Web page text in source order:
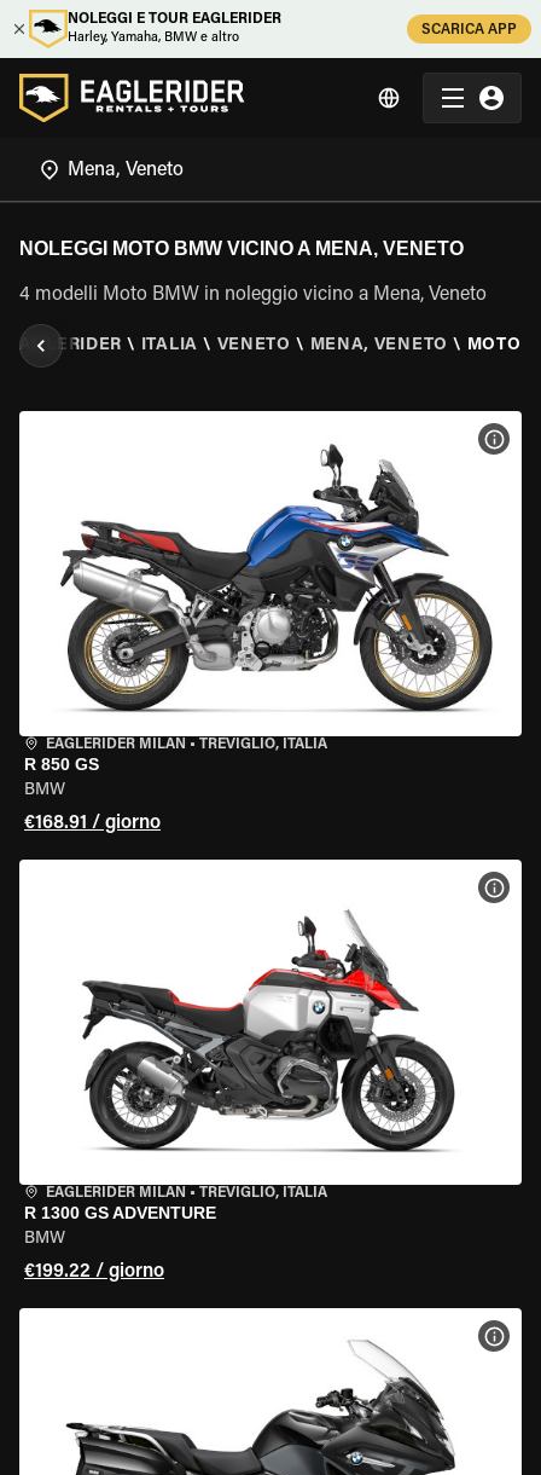
NOLEGGI E TOUR EAGLERIDER
Harley, Yamaha, BMW e altro
SCARICA APP
NOLEGGI MOTO BMW VICINO A MENA, VENETO
4 modelli Moto BMW in noleggio vicino a Mena, Veneto
EAGLERIDER \ ITALIA \ VENETO \ MENA, VENETO \ MOTO
EAGLERIDER MILAN • TREVIGLIO, ITALIA
R 850 GS
BMW
€168.91 / giorno
EAGLERIDER MILAN • TREVIGLIO, ITALIA
R 1300 GS ADVENTURE
BMW
€199.22 / giorno